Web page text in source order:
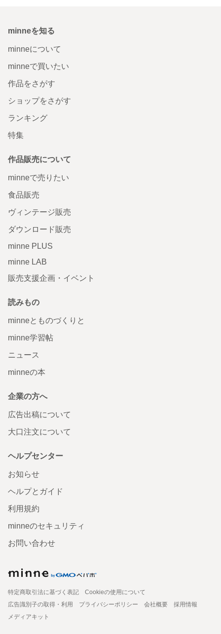
minneを知る
minneについて
minneで買いたい
作品をさがす
ショップをさがす
ランキング
特集
作品販売について
minneで売りたい
食品販売
ヴィンテージ販売
ダウンロード販売
minne PLUS
minne LAB
販売支援企画・イベント
読みもの
minneとものづくりと
minne学習帖
ニュース
minneの本
企業の方へ
広告出稿について
大口注文について
ヘルプセンター
お知らせ
ヘルプとガイド
利用規約
minneのセキュリティ
お問い合わせ
特定商取引法に基づく表記
Cookieの使用について
広告識別子の取得・利用
プライバシーポリシー 会社概要
採用情報
メディアキット